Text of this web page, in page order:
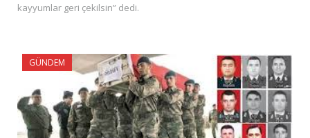
kayyumlar geri çekilsin” dedi.
GÜNDEM